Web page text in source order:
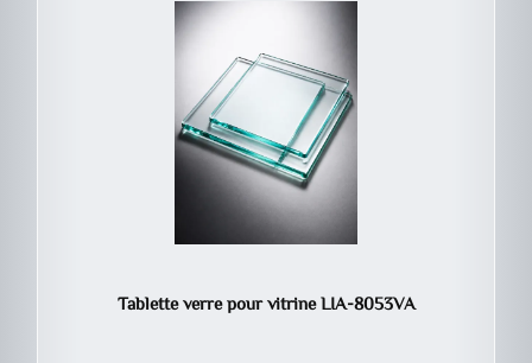
Tablette verre pour vitrine LIA-8053VA